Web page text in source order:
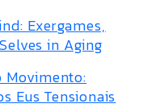
Exergames,
in Aging
Movimento:
Eus Tensionais